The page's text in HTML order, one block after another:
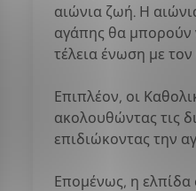
αιώνια ζωή. Η
αγάπης θα μπορούν
τέλεια ένωση με
Επιπλέον, οι
ακολουθώντας τις
επιδιώκοντας την
Επομένως, η ελπίδα